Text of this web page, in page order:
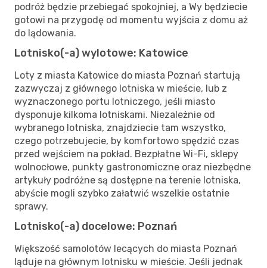
podróż będzie przebiegać spokojniej, a Wy będziecie
gotowi na przygodę od momentu wyjścia z domu aż
do lądowania.
Lotnisko(-a) wylotowe: Katowice
Loty z miasta Katowice do miasta Poznań startują
zazwyczaj z głównego lotniska w mieście, lub z
wyznaczonego portu lotniczego, jeśli miasto
dysponuje kilkoma lotniskami. Niezależnie od
wybranego lotniska, znajdziecie tam wszystko,
czego potrzebujecie, by komfortowo spędzić czas
przed wejściem na pokład. Bezpłatne Wi-Fi, sklepy
wolnocłowe, punkty gastronomiczne oraz niezbędne
artykuły podróżne są dostępne na terenie lotniska,
abyście mogli szybko załatwić wszelkie ostatnie
sprawy.
Lotnisko(-a) docelowe: Poznań
Większość samolotów lecących do miasta Poznań
ląduje na głównym lotnisku w mieście. Jeśli jednak